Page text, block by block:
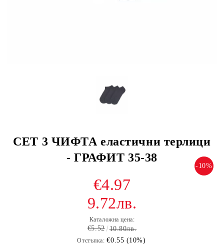
СЕТ 3 ЧИФТА еластични терлици
- ГРАФИТ 35-38
-10%
€4.97
9.72лв.
Каталожна цена:
€5.52 10.80лв.
Отстъпка: €0.55 (10%)